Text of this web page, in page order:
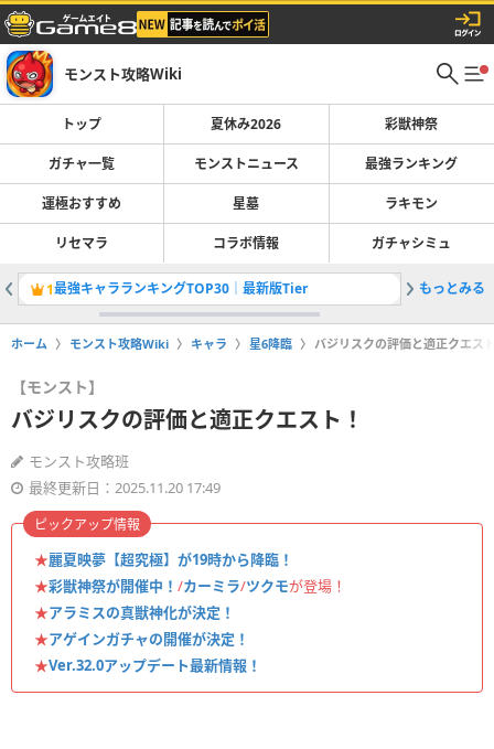
モンスト攻略Wiki
トップ 夏休み2026 彩獣神祭
ガチャ一覧 モンストニュース 最強ランキング
運極おすすめ 星墓 ラキモン
リセマラ コラボ情報 ガチャシミュ
1最強キャラランキングTOP30｜最新版Tier 2彩獣神
もっとみる
ホーム モンスト攻略Wiki キャラ 星6降臨 バジリスクの評価と適正クエス
【モンスト】
バジリスクの評価と適正クエスト！
モンスト攻略班
最終更新日：2025.11.20 17:49
★麗夏映夢【超究極】が19時から降臨！
★彩獣神祭が開催中！ /カーミラ/ツクモが登場！
★アラミスの真獣神化が決定！
★アゲインガチャの開催が決定！
★Ver.32.0アップデート最新情報！
ピックアップ情報